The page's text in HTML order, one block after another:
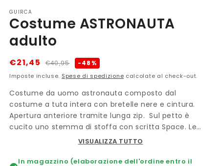
multimediali
1
in
finestra
modale
GUIRCA
Costume ASTRONAUTA
adulto
Prezzo
di
€40,95
Prezzo
scontato
€21,45 -48%
Imposte incluse. Spese di spedizione calcolate al check-out.
Costume da uomo astronauta composto dal
costume a tuta intera con bretelle nere e cintura.
Apertura anteriore tramite lunga zip. Sul petto è
cucito uno stemma di stoffa con scritta Space. Le
bretelle e la cintura sono presenti solo nella parte
Suo retro il costume è completamente bianco, senza
VISUALIZZA TUTTO
In magazzino (elaborazione dell'ordine entro il